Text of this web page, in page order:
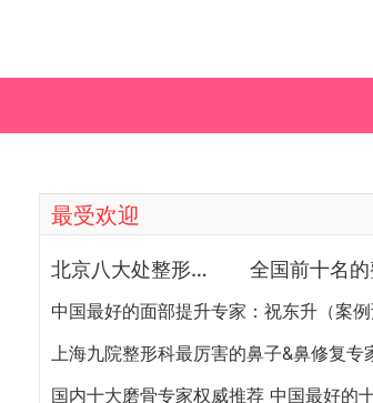
最受欢迎
北京八大处整形医院双眼皮做得最好的医生和价格大全